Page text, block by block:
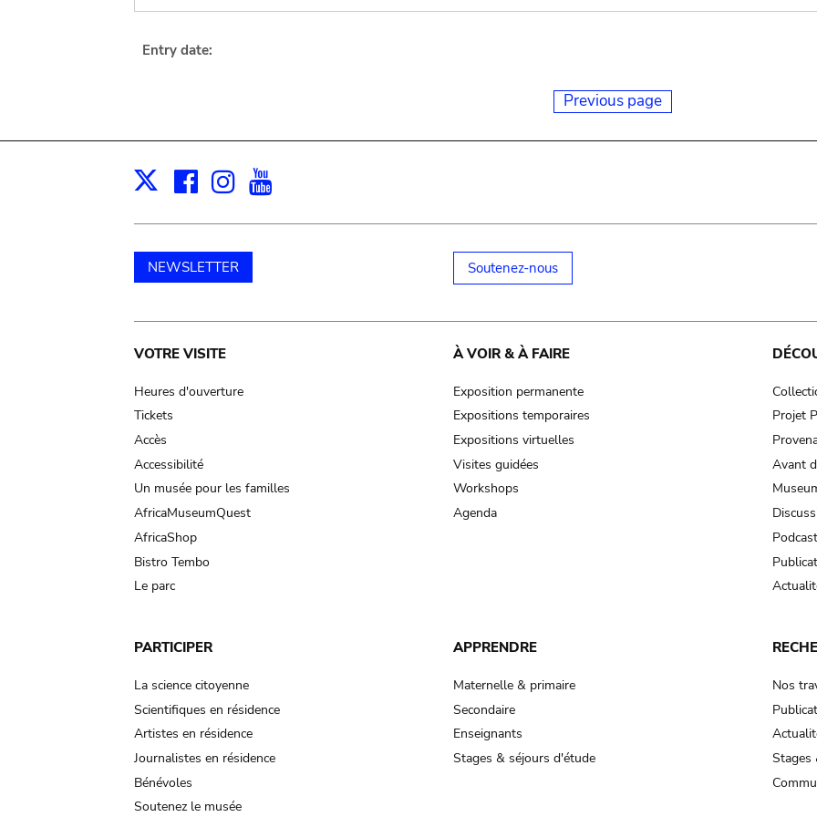
Entry date:
Previous page
X Facebook
Instagram
NEWSLETTER Soutenez-nous
Main
navigation
VOTRE VISITE
Heures d'ouverture
Tickets
Accès
Accessibilité
Un musée pour les familles
AfricaMuseumQuest
AfricaShop
Bistro Tembo
Le parc
À VOIR & À FAIRE
Exposition permanente
Expositions temporaires
Expositions virtuelles
Visites guidées
Workshops
Agenda
Projet
Avant
PARTICIPER
La science citoyenne
Scientifiques en résidence
Artistes en résidence
Journalistes en résidence
Bénévoles
Soutenez le musée
APPRENDRE
Maternelle & primaire
Secondaire
Enseignants
Stages & séjours d'étude
Nos
Stages